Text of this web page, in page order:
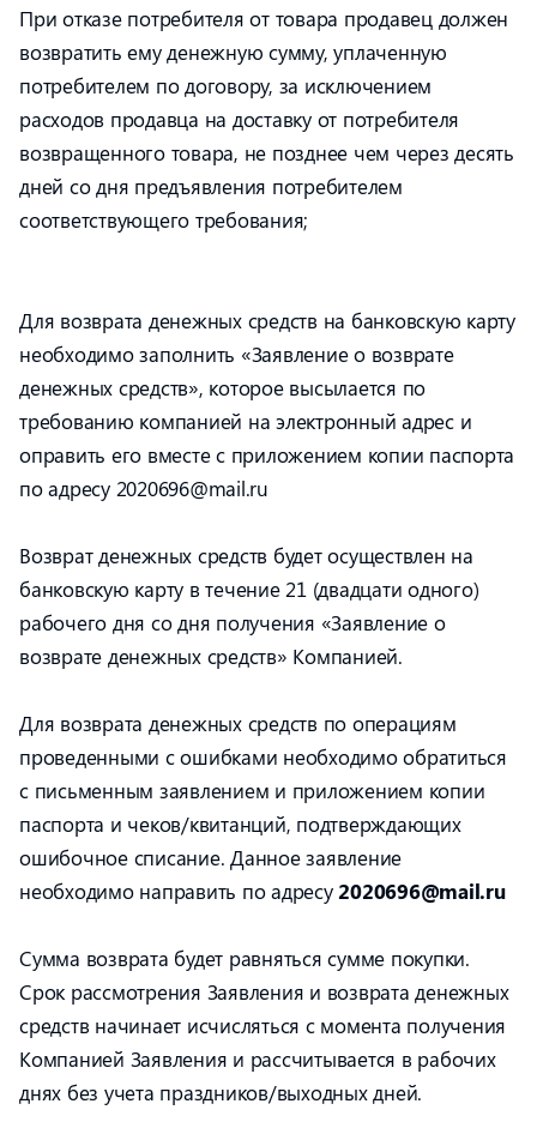
При отказе потребителя от товара продавец должен
возвратить ему денежную сумму, уплаченную
потребителем по договору, за исключением
расходов продавца на доставку от потребителя
возвращенного товара, не позднее чем через десять
дней со дня предъявления потребителем
соответствующего требования;
Для возврата денежных средств на банковскую карту
необходимо заполнить «Заявление о возврате
денежных средств», которое высылается по
требованию компанией на электронный адрес и
оправить его вместе с приложением копии паспорта
по адресу 2020696@mail.ru
Возврат денежных средств будет осуществлен на
банковскую карту в течение 21 (двадцати одного)
рабочего дня со дня получения «Заявление о
возврате денежных средств» Компанией.
Для возврата денежных средств по операциям
проведенными с ошибками необходимо обратиться
с письменным заявлением и приложением копии
паспорта и чеков/квитанций, подтверждающих
ошибочное списание. Данное заявление
необходимо направить по адресу 2020696@mail.ru
Сумма возврата будет равняться сумме покупки.
Срок рассмотрения Заявления и возврата денежных
средств начинает исчисляться с момента получения
Компанией Заявления и рассчитывается в рабочих
днях без учета праздников/выходных дней.